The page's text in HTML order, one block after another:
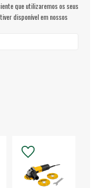
que utilizaremos os seus
disponível em nossos